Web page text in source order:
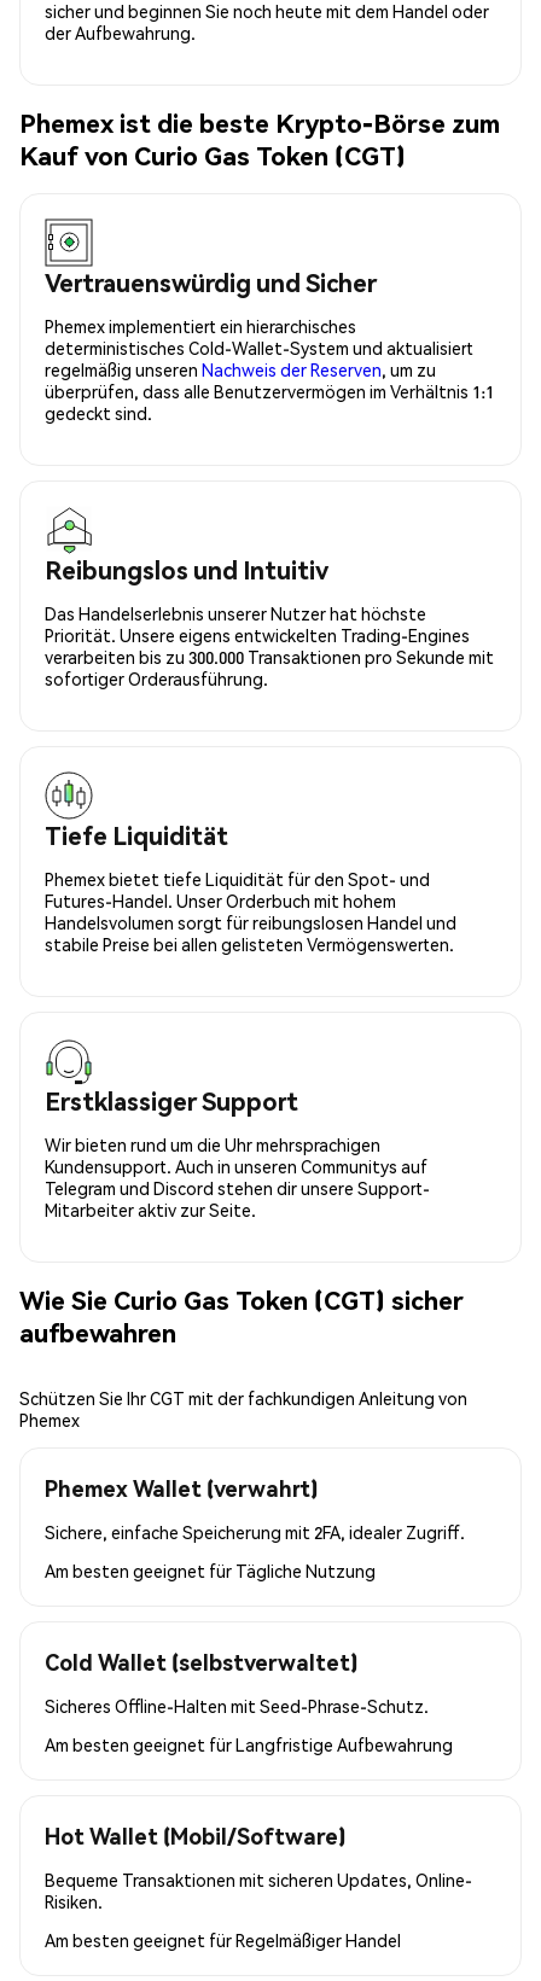
sicher und beginnen Sie noch heute mit dem Handel oder
der Aufbewahrung.
Phemex ist die beste Krypto-Börse zum
Kauf von Curio Gas Token (CGT)
Vertrauenswürdig und Sicher
Phemex implementiert ein hierarchisches
deterministisches Cold-Wallet-System und aktualisiert
regelmäßig unseren Nachweis der Reserven, um zu
überprüfen, dass alle Benutzervermögen im Verhältnis 1:1
gedeckt sind.
Reibungslos und Intuitiv
Das Handelserlebnis unserer Nutzer hat höchste
Priorität. Unsere eigens entwickelten Trading-Engines
verarbeiten bis zu 300.000 Transaktionen pro Sekunde mit
sofortiger Orderausführung.
Tiefe Liquidität
Phemex bietet tiefe Liquidität für den Spot- und
Futures-Handel. Unser Orderbuch mit hohem
Handelsvolumen sorgt für reibungslosen Handel und
stabile Preise bei allen gelisteten Vermögenswerten.
Erstklassiger Support
Wir bieten rund um die Uhr mehrsprachigen
Kundensupport. Auch in unseren Communitys auf
Telegram und Discord stehen dir unsere Support-
Mitarbeiter aktiv zur Seite.
Wie Sie Curio Gas Token (CGT) sicher
aufbewahren
Schützen Sie Ihr CGT mit der fachkundigen Anleitung von
Phemex
Phemex Wallet (verwahrt)
Sichere, einfache Speicherung mit 2FA, idealer Zugriff.
Am besten geeignet für Tägliche Nutzung
Cold Wallet (selbstverwaltet)
Sicheres Offline-Halten mit Seed-Phrase-Schutz.
Am besten geeignet fürLangfristige Aufbewahrung
Hot Wallet (Mobil/Software)
Bequeme Transaktionen mit sicheren Updates, Online-
Risiken.
Am besten geeignet fürRegelmäßiger Handel